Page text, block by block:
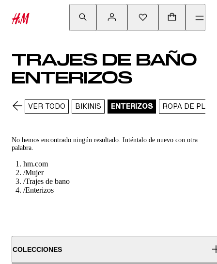
TRAJES DE BAÑO
ENTERIZOS
VER TODO BIKINIS ENTERIZOS ROPA DE
No hemos encontrado ningún resultado. Inténtalo de nuevo con otra
palabra.
hm.com
/Mujer
/Trajes de bano
/Enterizos
COLECCIONES